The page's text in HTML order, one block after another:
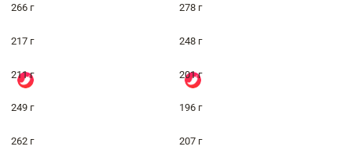
266 г 278 г
217 г 248 г
211 г 201 г
249 г 196 г
262 г 207 г